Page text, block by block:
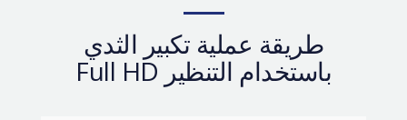
طريقة عملية تكبير الثدي
باستخدام التنظير Full HD